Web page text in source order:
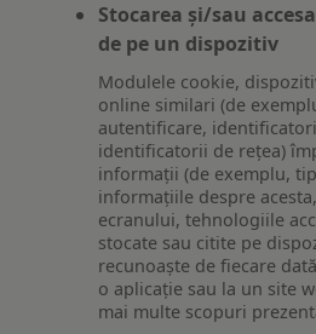
Stocarea și/sau
de pe un dispozitiv
Modulele cookie,
online similari (de
autentificare,
identificatorii de rețea)
informații (de exemplu,
informațiile despre
ecranului, tehnologiile
stocate sau citite pe
recunoaște de fiecare
o aplicație sau la un site
mai multe scopuri